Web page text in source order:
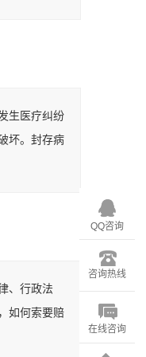
生医疗纠纷
坏。封存病
、行政法
如何索要赔
QQ咨询
咨询热线
在线咨询